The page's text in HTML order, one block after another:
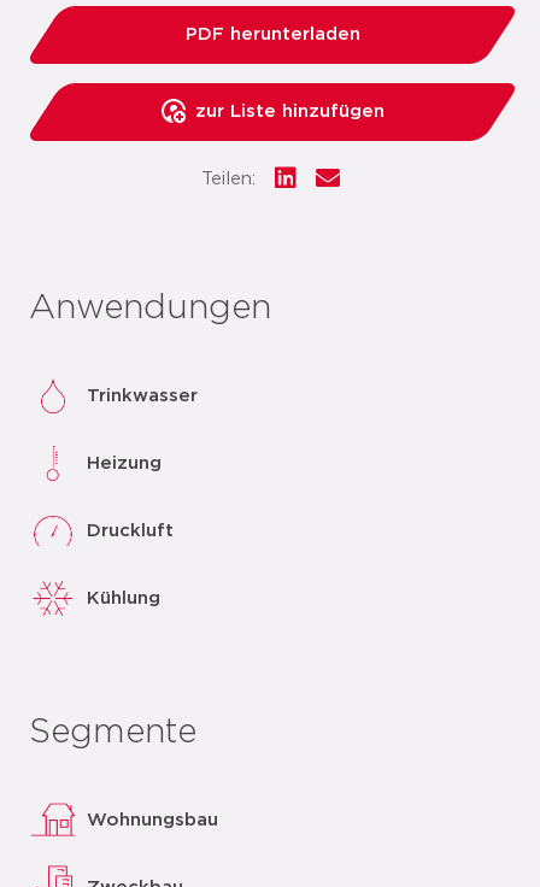
PDF herunterladen
zur Liste hinzufügen
Teilen:
Anwendungen
Trinkwasser
Heizung
Druckluft
Kühlung
Segmente
Wohnungsbau